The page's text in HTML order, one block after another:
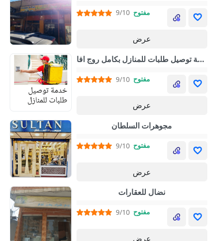
9/10 مفتوح
عرض
خدمة توصيل طلبات للمنازل بكامل روج افا
9/10 مفتوح
عرض
مجوهرات السلطان
9/10 مفتوح
عرض
نضال للعقارات
9/10 مفتوح
عرض